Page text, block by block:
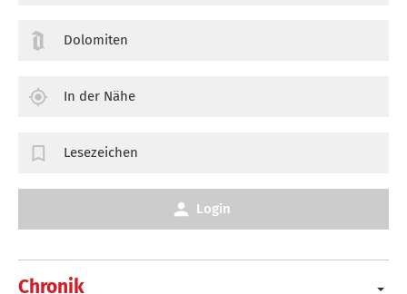
Chronik
Dolomiten
In der Nähe
Lesezeichen
Login